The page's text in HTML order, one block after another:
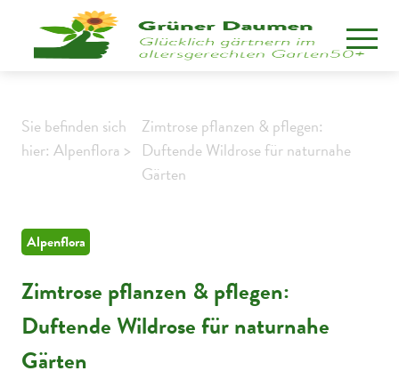
Sie befinden sich
hier: Alpenflora >
Zimtrose pflanzen & pflegen:
Duftende Wildrose für naturnahe
Gärten
Alpenflora
Zimtrose pflanzen & pflegen:
Duftende Wildrose für naturnahe
Gärten